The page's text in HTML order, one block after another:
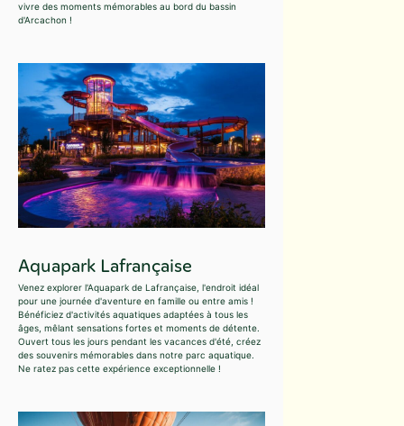
vivre des moments mémorables au bord du bassin
d'Arcachon !
Aquapark Lafrançaise
Venez explorer l'Aquapark de Lafrançaise, l'endroit idéal
pour une journée d'aventure en famille ou entre amis !
Bénéficiez d'activités aquatiques adaptées à tous les
âges, mêlant sensations fortes et moments de détente.
Ouvert tous les jours pendant les vacances d'été, créez
des souvenirs mémorables dans notre parc aquatique.
Ne ratez pas cette expérience exceptionnelle !